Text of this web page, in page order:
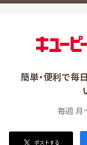
簡単・便利で毎
毎週 月
ポストする